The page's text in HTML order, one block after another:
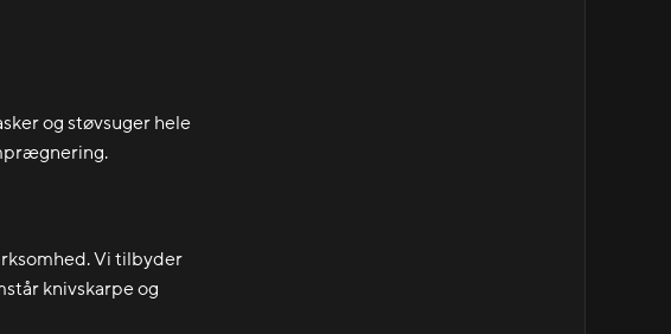
og støvsuger hele
Vi tilbyder
knivskarpe og